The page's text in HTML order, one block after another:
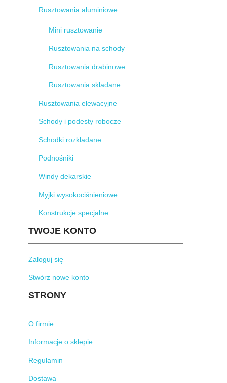
Rusztowania aluminiowe
Mini rusztowanie
Rusztowania na schody
Rusztowania drabinowe
Rusztowania składane
Rusztowania elewacyjne
Schody i podesty robocze
Schodki rozkładane
Podnośniki
Windy dekarskie
Myjki wysokociśnieniowe
Konstrukcje specjalne
TWOJE KONTO
Zaloguj się
Stwórz nowe konto
STRONY
O firmie
Informacje o sklepie
Regulamin
Dostawa